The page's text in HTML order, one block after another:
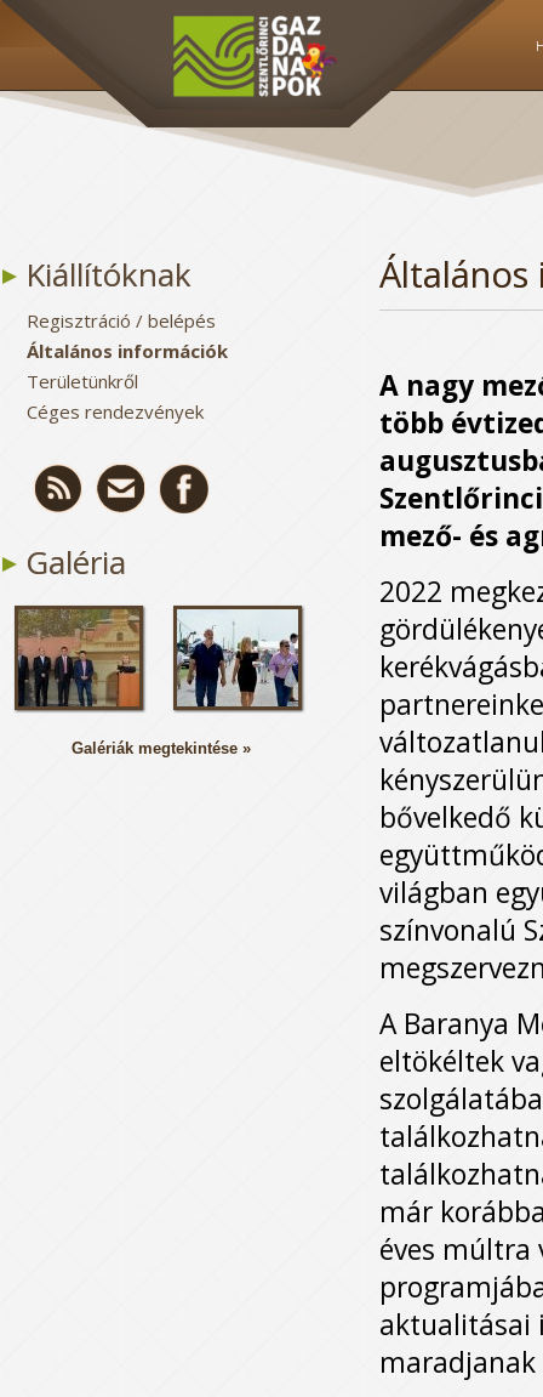
Kiállítóknak
Regisztráció / belépés
Általános információk
Területünkről
Céges rendezvények
Galéria
Galériák megtekintése »
A nagy
több
mező- és
2022
bővelkedő
világban
színvonalú
A Baranya
eltökéltek
már
éves múltra
aktualitásai